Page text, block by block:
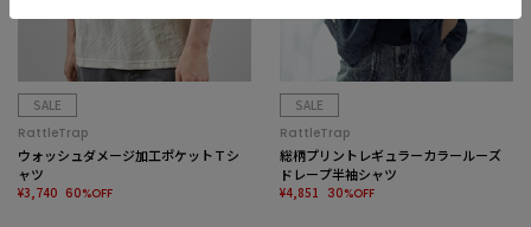
SALE
RattleTrap
ウォッシュダメージ加工ポケットＴシ
ャツ
¥3,740 60%OFF
SALE
RattleTrap
総柄プリントレギュラーカラールーズ
ドレープ半袖シャツ
¥4,851 30%OFF